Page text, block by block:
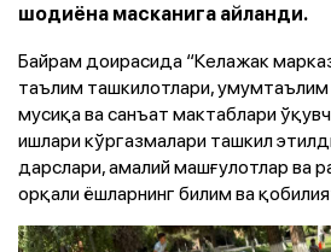
шодиёна масканига айланди.
Байрам доирасида “Келажак
таълим ташкилотлари,
мусиқа ва санъат мактаблари
ишлари кўргазмалари ташкил
дарслари, амалий машғулотлар ва
орқали ёшларнинг билим ва